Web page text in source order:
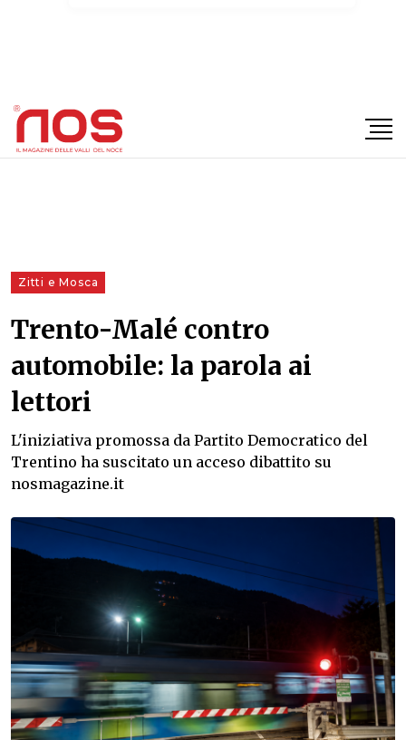
Zitti e Mosca
Trento-Malé contro
automobile: la parola ai
lettori
L'iniziativa promossa da Partito Democratico del
Trentino ha suscitato un acceso dibattito su
nosmagazine.it